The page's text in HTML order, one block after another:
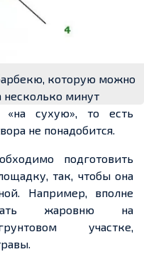
которую можно
несколько минут
«на сухую», то есть
не понадобится.
подготовить
так, чтобы она
Например, вполне
жаровню на
участке,